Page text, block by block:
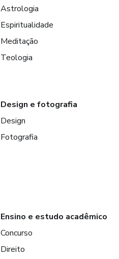
Astrologia
Espiritualidade
Meditação
Teologia
Design e fotografia
Design
Fotografia
Ensino e estudo acadêmico
Concurso
Direito